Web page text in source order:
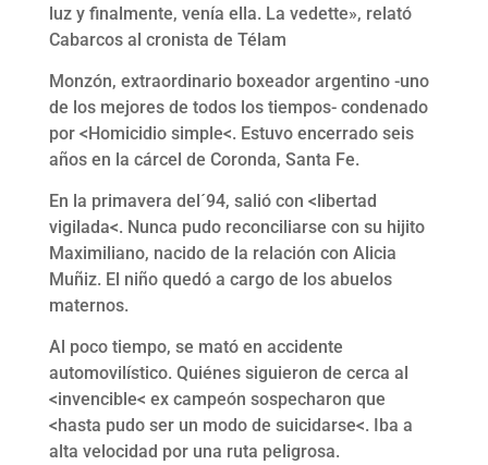
luz y finalmente, venía ella. La vedette», relató
Cabarcos al cronista de Télam
Monzón, extraordinario boxeador argentino -uno
de los mejores de todos los tiempos- condenado
por <Homicidio simple<. Estuvo encerrado seis
años en la cárcel de Coronda, Santa Fe.
En la primavera del´94, salió con <libertad
vigilada<. Nunca pudo reconciliarse con su hijito
Maximiliano, nacido de la relación con Alicia
Muñiz. El niño quedó a cargo de los abuelos
maternos.
Al poco tiempo, se mató en accidente
automovilístico. Quiénes siguieron de cerca al
<invencible< ex campeón sospecharon que
<hasta pudo ser un modo de suicidarse<. Iba a
alta velocidad por una ruta peligrosa.